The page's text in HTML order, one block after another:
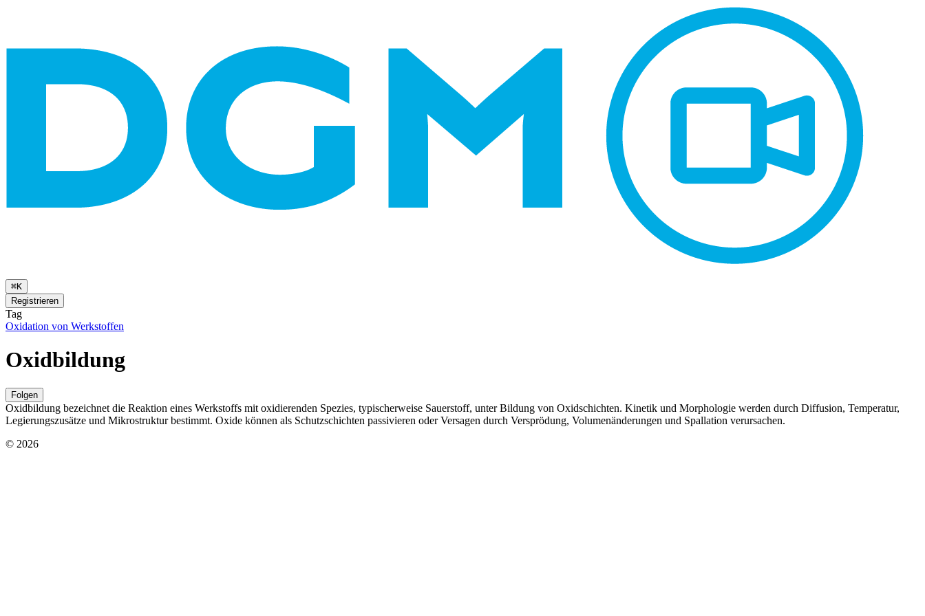
⌘K
Registrieren
Tag
Oxidation von Werkstoffen
Oxidbildung
Folgen
Oxidbildung bezeichnet die Reaktion eines Werkstoffs mit oxidierenden Spezies, typischerweise Sauerstoff, unter Bildung von Oxidschichten. Kinetik und Morphologie werden durch Diffusion, Temperatur,
Legierungszusätze und Mikrostruktur bestimmt. Oxide können als Schutzschichten passivieren oder Versagen durch Versprödung, Volumenänderungen und Spallation verursachen.
© 2026